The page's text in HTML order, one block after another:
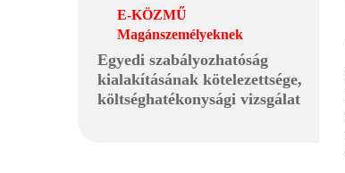
E-KÖZMŰ
Magánszemélyeknek
Egyedi szabályozhatóság
kialakításának kötelezettsége,
költséghatékonysági vizsgálat